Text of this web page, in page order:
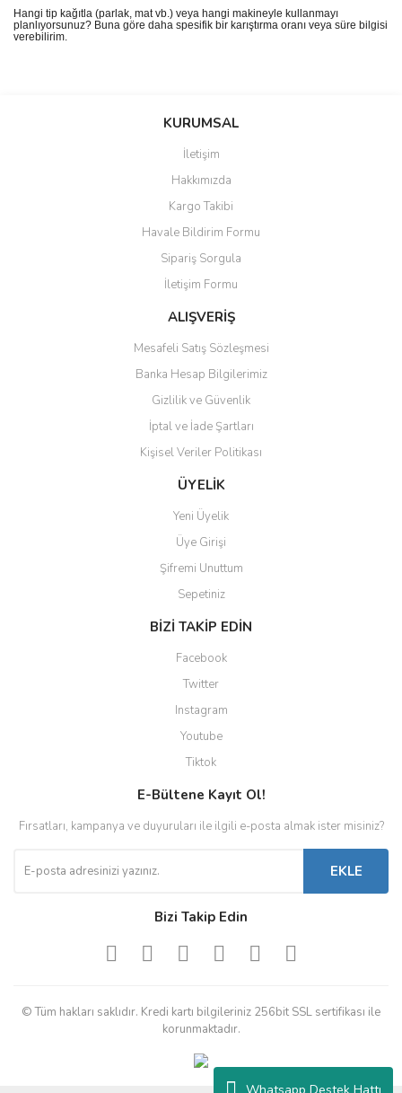
Whatsapp Destek Hattı
Hangi tip kağıtla (parlak, mat vb.) veya hangi makineyle kullanmayı
planlıyorsunuz? Buna göre daha spesifik bir karıştırma oranı veya süre bilgisi
verebilirim.
Bu ürüne ilk yorumu siz yapın!
Ürün resmi kalitesiz, bozuk veya görüntülenemiyor.
Ürün açıklamasında eksik bilgiler bulunuyor.
Ürün bilgilerinde hatalar bulunuyor.
Ürün fiyatı diğer sitelerden daha pahalı.
Bu ürüne benzer farklı alternatifler olmalı.
Gönder
KURUMSAL
İletişim
Hakkımızda
Kargo Takibi
Havale Bildirim Formu
Sipariş Sorgula
İletişim Formu
ALIŞVERİŞ
Mesafeli Satış Sözleşmesi
Banka Hesap Bilgilerimiz
Gizlilik ve Güvenlik
İptal ve İade Şartları
Kişisel Veriler Politikası
ÜYELİK
Yeni Üyelik
Üye Girişi
Şifremi Unuttum
Sepetiniz
BİZİ TAKİP EDİN
Facebook
Twitter
Instagram
Youtube
Tiktok
E-Bültene Kayıt Ol!
Fırsatları, kampanya ve duyuruları ile ilgili e-posta almak ister misiniz?
EKLE
Bizi Takip Edin
© Tüm hakları saklıdır. Kredi kartı bilgileriniz 256bit SSL sertifikası ile
korunmaktadır.